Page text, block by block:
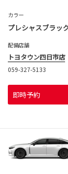
カラー
プレシャスブラッ
配備店舗
トヨタウン四日市店
059-327-5133
即時予約